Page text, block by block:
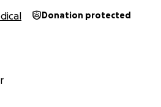
Donation protected